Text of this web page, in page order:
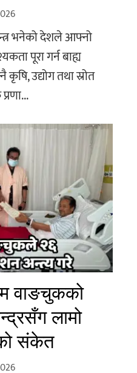
भनेको देशले आफ्नो
पूरा गर्न बाह्य
उद्योग तथा स्रोत
वाङचुकको
लामो
संकेत